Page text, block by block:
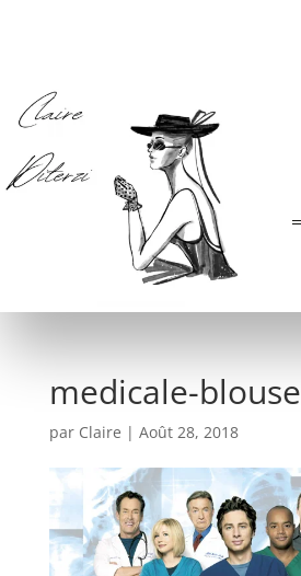
medicale-blouse
par Claire | Août 28, 2018